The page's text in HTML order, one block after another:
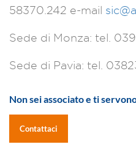
58370.242 e-mail
Sede di Monza: tel.
Sede di Pavia: tel.
Non sei associato e ti
Contattaci